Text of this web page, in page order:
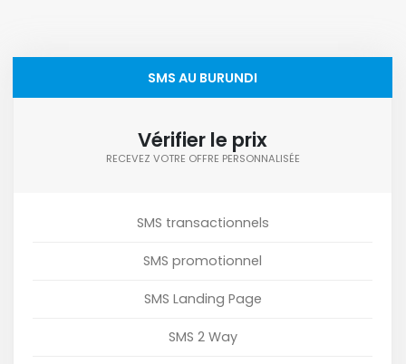
SMS AU BURUNDI
Vérifier le prix
RECEVEZ VOTRE OFFRE PERSONNALISÉE
SMS transactionnels
SMS promotionnel
SMS Landing Page
SMS 2 Way